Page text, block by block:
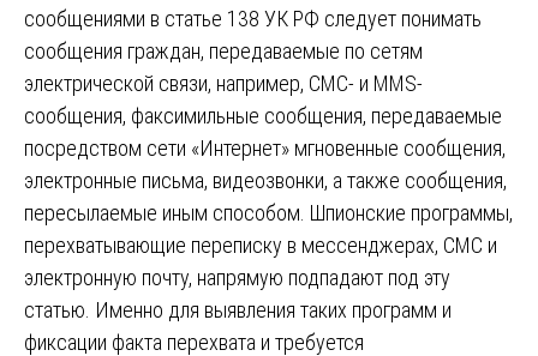
сообщениями в статье 138 УК РФ следует понимать
сообщения граждан, передаваемые по сетям
электрической связи, например, СМС- и MMS-
сообщения, факсимильные сообщения, передаваемые
посредством сети «Интернет» мгновенные сообщения,
электронные письма, видеозвонки, а также сообщения,
пересылаемые иным способом. Шпионские программы,
перехватывающие переписку в мессенджерах, СМС и
электронную почту, напрямую подпадают под эту
статью. Именно для выявления таких программ и
фиксации факта перехвата и требуется